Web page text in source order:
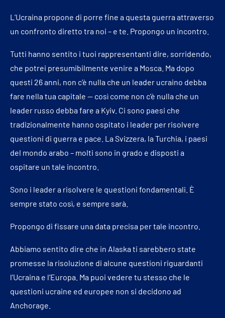
L’Ucraina propone di porre fine a questa guerra attraverso
un confronto diretto tra noi – e te. Propongo un incontro.
Tutti hanno sentito i tuoi rappresentanti dire, sorridendo,
che potrei presumibilmente venire a Mosca. Ma dopo
questi 26 anni, non c’è nulla che un leader ucraino debba
fare nella tua capitale — così come non c’è nulla che un
leader russo debba fare a Kyiv. Ci sono paesi che
tradizionalmente hanno ospitato i leader per risolvere
questioni di guerra e pace. La Svizzera, la Turchia, i paesi
del mondo arabo – molti sono in grado e disposti a
ospitare un tale incontro.
Sono i leader a risolvere le questioni fondamentali. È
sempre stato così, e sempre sarà.
Propongo di fissare una data precisa per tale incontro.
Abbiamo sentito dire che in Alaska ti sarebbero state
promesse la risoluzione di alcune questioni riguardanti
l’Ucraina e l’Europa. Ma puoi vedere tu stesso che le
questioni ucraine ed europee non si decidono ad
Anchorage.